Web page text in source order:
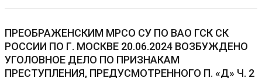
ПРЕОБРАЖЕНСКИМ МРСО СУ ПО ВАО ГСК СК
РОССИИ ПО Г. МОСКВЕ 20.06.2024 ВОЗБУЖДЕНО
УГОЛОВНОЕ ДЕЛО ПО ПРИЗНАКАМ
ПРЕСТУПЛЕНИЯ, ПРЕДУСМОТРЕННОГО П. «Д» Ч. 2